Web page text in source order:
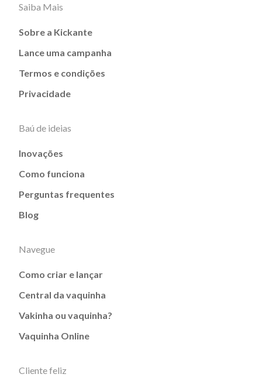
Saiba Mais
Sobre a Kickante
Lance uma campanha
Termos e condições
Privacidade
Baú de ideias
Inovações
Como funciona
Perguntas frequentes
Blog
Navegue
Como criar e lançar
Central da vaquinha
Vakinha ou vaquinha?
Vaquinha Online
Cliente feliz